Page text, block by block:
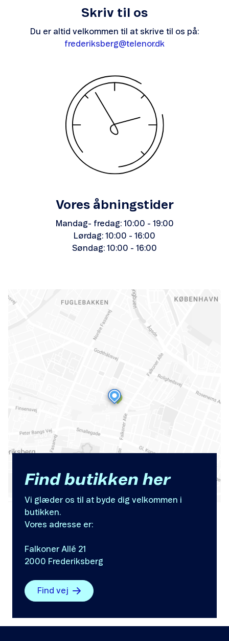
Skriv til os
Du er altid velkommen til at skrive til os på:
frederiksberg@telenor.dk
Vores åbningstider
Mandag- fredag: 10:00 - 19:00
Lørdag: 10:00 - 16:00
Søndag: 10:00 - 16:00
Find butikken her
Vi glæder os til at byde dig velkommen i
butikken.
Vores adresse er:
Falkoner Allé 21
2000 Frederiksberg
Find vej